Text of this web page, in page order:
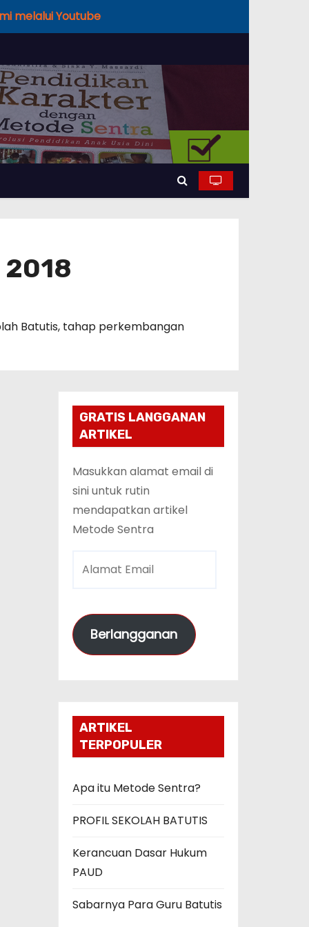
melalui Youtube
Batutis, tahap perkembangan
GRATIS LANGGANAN
ARTIKEL
Masukkan alamat email di
sini untuk rutin
mendapatkan artikel
Metode Sentra
m
a
a
Berlangganan
ARTIKEL
TERPOPULER
Apa itu Metode Sentra?
PROFIL SEKOLAH BATUTIS
Kerancuan Dasar Hukum
PAUD
Sabarnya Para Guru Batutis